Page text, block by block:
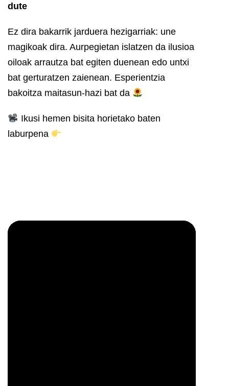
dute
Ez dira bakarrik jarduera hezigarriak: une
magikoak dira. Aurpegietan islatzen da ilusioa
oiloak arrautza bat egiten duenean edo untxi
bat gerturatzen zaienean. Esperientzia
bakoitza maitasun-hazi bat da
Ikusi hemen bisita horietako baten
laburpena